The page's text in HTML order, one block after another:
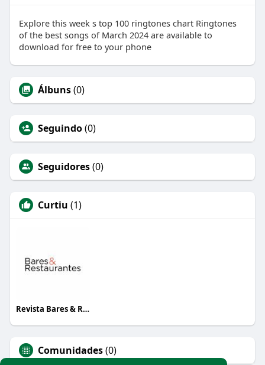
Explore this week s top 100 ringtones chart Ringtones
of the best songs of March 2024 are available to
download for free to your phone
Álbuns(0)
Seguindo(0)
Seguidores(0)
Curtiu (1)
Revista Bares & Restaurantes
Comunidades(0)